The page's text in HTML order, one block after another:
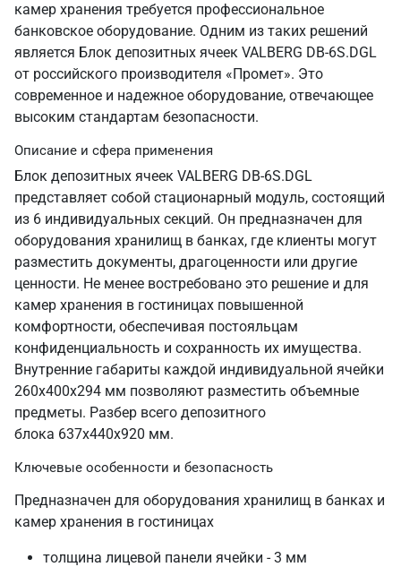
камер хранения требуется профессиональное
банковское оборудование. Одним из таких решений
является Блок депозитных ячеек VALBERG DB-6S.DGL
от российского производителя «Промет». Это
современное и надежное оборудование, отвечающее
высоким стандартам безопасности.
Описание и сфера применения
Блок депозитных ячеек VALBERG DB-6S.DGL
представляет собой стационарный модуль, состоящий
из 6 индивидуальных секций. Он предназначен для
оборудования хранилищ в банках, где клиенты могут
разместить документы, драгоценности или другие
ценности. Не менее востребовано это решение и для
камер хранения в гостиницах повышенной
комфортности, обеспечивая постояльцам
конфиденциальность и сохранность их имущества.
Внутренние габариты каждой индивидуальной ячейки
260х400х294 мм позволяют разместить объемные
предметы. Разбер всего депозитного
блока 637х440х920 мм.
Ключевые особенности и безопасность
Предназначен для оборудования хранилищ в банках и
камер хранения в гостиницах
толщина лицевой панели ячейки - 3 мм